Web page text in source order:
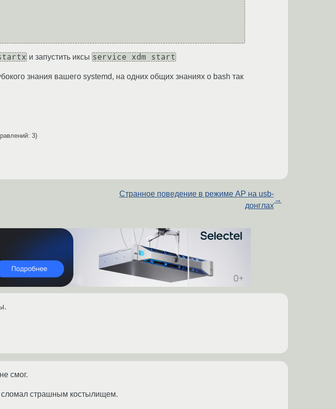
и запустить иксы service xdm start
знания вашего systemd, на одних общих знаниях о bash так
3)
Странное поведение в режиме AP на usb-
донглах
→
смог.
сломал страшным костылищем.